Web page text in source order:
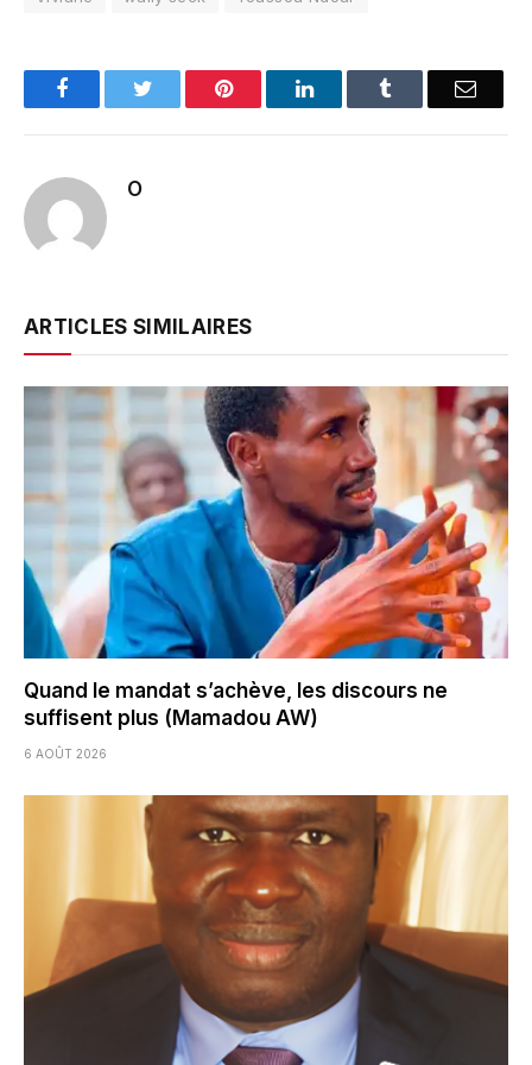
FacebookTwitter Pinterest LinkedInTumblr Email
O
ARTICLES SIMILAIRES
Quand le mandat s’achève, les discours ne
suffisent plus (Mamadou AW)
6 AOÛT 2026